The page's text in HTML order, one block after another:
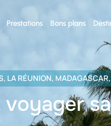
Prestations Bons plans
, LA RÉUNION, MADAGASCAR,